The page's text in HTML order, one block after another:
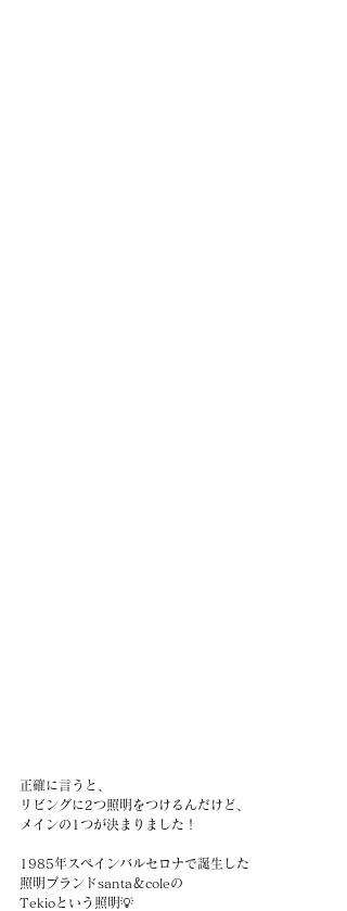
正確に言うと、
リビングに2つ照明をつけるんだけど、
メインの1つが決まりました！
1985年スペインバルセロナで誕生した
照明ブランドsanta＆coleの
Tekioという照明💡